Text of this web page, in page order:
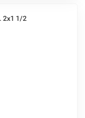
2x1 1/2